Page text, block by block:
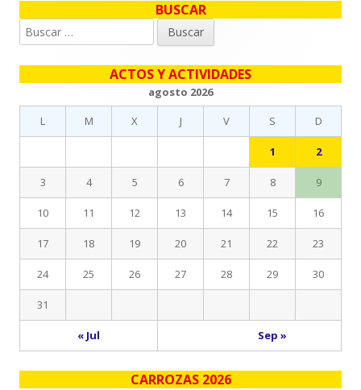
Barra
lateral
principal
BUSCAR
Buscar:
ACTOS Y ACTIVIDADES
agosto 2026
L
M X J V S D
1 2
3 4 5 6 7 8 9
10 11 12 13 14 15 16
17 18 19 20 21 22 23
24 25 26 27 28 29 30
31
« Jul Sep »
CARROZAS 2026